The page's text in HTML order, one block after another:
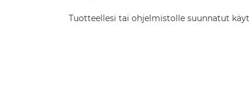
Tuotteellesi tai ohjelmistolle suunnatut